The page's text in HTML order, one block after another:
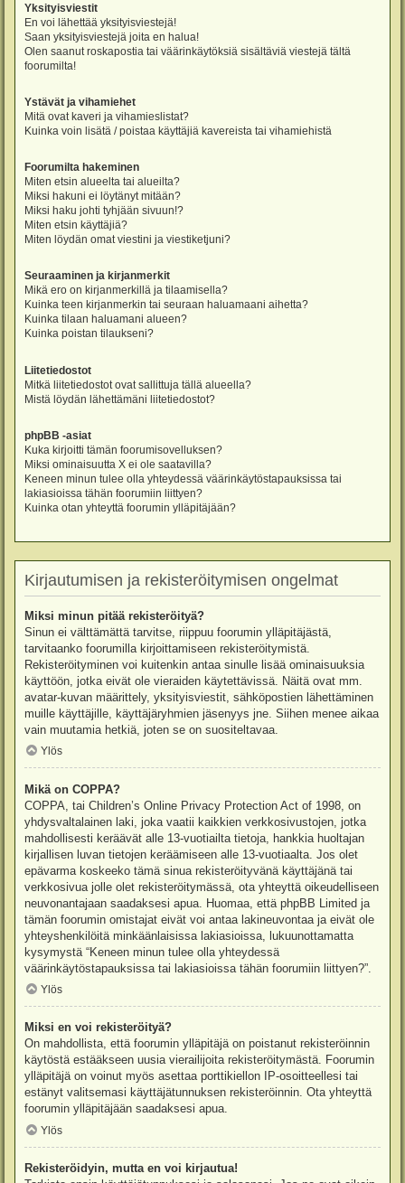
Yksityisviestit
En voi lähettää yksityisviestejä!
Saan yksityisviestejä joita en halua!
Olen saanut roskapostia tai väärinkäytöksiä sisältäviä viestejä tältä
foorumilta!
Ystävät ja vihamiehet
Mitä ovat kaveri ja vihamieslistat?
Kuinka voin lisätä / poistaa käyttäjiä kavereista tai vihamiehistä
Foorumilta hakeminen
Miten etsin alueelta tai alueilta?
Miksi hakuni ei löytänyt mitään?
Miksi haku johti tyhjään sivuun!?
Miten etsin käyttäjiä?
Miten löydän omat viestini ja viestiketjuni?
Seuraaminen ja kirjanmerkit
Mikä ero on kirjanmerkillä ja tilaamisella?
Kuinka teen kirjanmerkin tai seuraan haluamaani aihetta?
Kuinka tilaan haluamani alueen?
Kuinka poistan tilaukseni?
Liitetiedostot
Mitkä liitetiedostot ovat sallittuja tällä alueella?
Mistä löydän lähettämäni liitetiedostot?
phpBB -asiat
Kuka kirjoitti tämän foorumisovelluksen?
Miksi ominaisuutta X ei ole saatavilla?
Keneen minun tulee olla yhteydessä väärinkäytöstapauksissa tai
lakiasioissa tähän foorumiin liittyen?
Kuinka otan yhteyttä foorumin ylläpitäjään?
Kirjautumisen ja rekisteröitymisen ongelmat
Miksi minun pitää rekisteröityä?
Sinun ei välttämättä tarvitse, riippuu foorumin ylläpitäjästä,
tarvitaanko foorumilla kirjoittamiseen rekisteröitymistä.
Rekisteröityminen voi kuitenkin antaa sinulle lisää ominaisuuksia
käyttöön, jotka eivät ole vieraiden käytettävissä. Näitä ovat mm.
avatar-kuvan määrittely, yksityisviestit, sähköpostien lähettäminen
muille käyttäjille, käyttäjäryhmien jäsenyys jne. Siihen menee aikaa
vain muutamia hetkiä, joten se on suositeltavaa.
Ylös
Mikä on COPPA?
COPPA, tai Children’s Online Privacy Protection Act of 1998, on
yhdysvaltalainen laki, joka vaatii kaikkien verkkosivustojen, jotka
mahdollisesti keräävät alle 13-vuotiailta tietoja, hankkia huoltajan
kirjallisen luvan tietojen keräämiseen alle 13-vuotiaalta. Jos olet
epävarma koskeeko tämä sinua rekisteröityvänä käyttäjänä tai
verkkosivua jolle olet rekisteröitymässä, ota yhteyttä oikeudelliseen
neuvonantajaan saadaksesi apua. Huomaa, että phpBB Limited ja
tämän foorumin omistajat eivät voi antaa lakineuvontaa ja eivät ole
yhteyshenkilöitä minkäänlaisissa lakiasioissa, lukuunottamatta
kysymystä “Keneen minun tulee olla yhteydessä
väärinkäytöstapauksissa tai lakiasioissa tähän foorumiin liittyen?”.
Ylös
Miksi en voi rekisteröityä?
On mahdollista, että foorumin ylläpitäjä on poistanut rekisteröinnin
käytöstä estääkseen uusia vierailijoita rekisteröitymästä. Foorumin
ylläpitäjä on voinut myös asettaa porttikiellon IP-osoitteellesi tai
estänyt valitsemasi käyttäjätunnuksen rekisteröinnin. Ota yhteyttä
foorumin ylläpitäjään saadaksesi apua.
Ylös
Rekisteröidyin, mutta en voi kirjautua!